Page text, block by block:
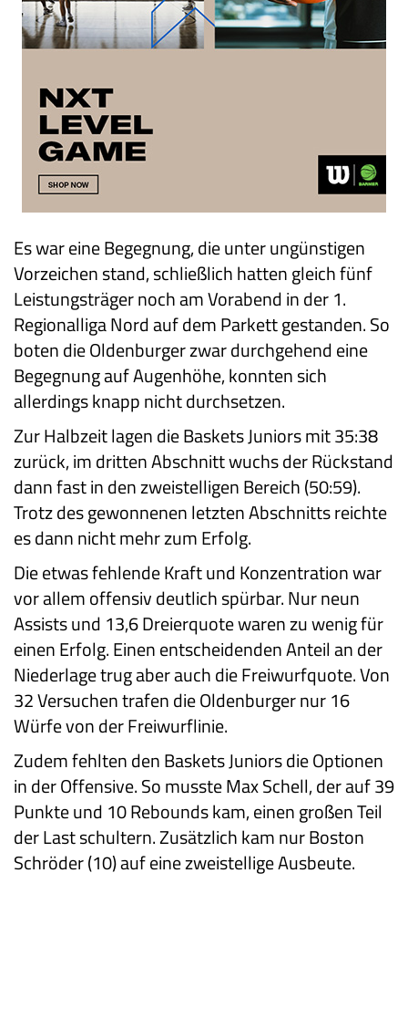
Es war eine Begegnung, die unter ungünstigen
Vorzeichen stand, schließlich hatten gleich fünf
Leistungsträger noch am Vorabend in der 1.
Regionalliga Nord auf dem Parkett gestanden. So
boten die Oldenburger zwar durchgehend eine
Begegnung auf Augenhöhe, konnten sich
allerdings knapp nicht durchsetzen.
Zur Halbzeit lagen die Baskets Juniors mit 35:38
zurück, im dritten Abschnitt wuchs der Rückstand
dann fast in den zweistelligen Bereich (50:59).
Trotz des gewonnenen letzten Abschnitts reichte
es dann nicht mehr zum Erfolg.
Die etwas fehlende Kraft und Konzentration war
vor allem offensiv deutlich spürbar. Nur neun
Assists und 13,6 Dreierquote waren zu wenig für
einen Erfolg. Einen entscheidenden Anteil an der
Niederlage trug aber auch die Freiwurfquote. Von
32 Versuchen trafen die Oldenburger nur 16
Würfe von der Freiwurflinie.
Zudem fehlten den Baskets Juniors die Optionen
in der Offensive. So musste Max Schell, der auf 39
Punkte und 10 Rebounds kam, einen großen Teil
der Last schultern. Zusätzlich kam nur Boston
Schröder (10) auf eine zweistellige Ausbeute.